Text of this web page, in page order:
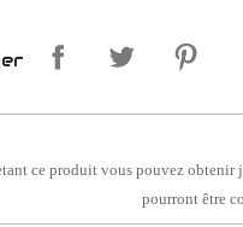
ce produit vous pouvez obtenir
pourront être